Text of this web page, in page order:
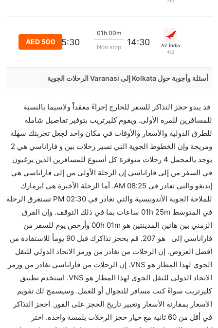
713
Air India
422
14:30
01h 00m
Non stop
15:30
AED 500
أسئلة وأجوبة حول Kolkata إلى Varanasi الرحلات الجوية
من إلىفاراناسي مما تستغرقه الخطوط الجوية الأخرى؟
نعم. توفر كل من IndiGo أسرع رحلات الطيران على هذا
الطريق،
هل توفر شركات الطيران مساحة إضافية للنوم؟
كثير من خطوط طيران درجة رجال الأعمال توفر مساحة
إضافية للنوم.
هل يمكنني حمل طعامي الخاص؟
نعم، يمكنك حمل طعامك الخاص، و لكن يجب أن يكون معبئا
بشكل جيد.
هل سيقدم لي الكحول على متن رحلة من إلى فاراناسي؟
لا تقدم شركة الطيران الكحول على متن رحلة داخلية. يتم
تقديم الكحول على متن الرحلات الدولية فقط.
ما متوسط أسعار رحلة الدرجة الاقتصادية من إلى
فاراناسي؟
تتراوح أسعار رحلة الدرجة الاقتصادية من AED 207 إلى
AED 18655. إنديغو and ايرمارك للملاحة الجوية
قد يبدو حجز التذاكر للسفر للخارج إجراءً معقداً ولاسيما بالنسبة
للمسافرين للمرة الأولى. ويقوم كليرتريب بتوفير تفاصيل شاملة
للطرق الدولية والأسعار والأوقات في مكان واحد لجعل تجربتك سهلة
ومريحة وإن الخطوط الجوية التي تسير رحلات بين و فاراناسي هي 2
يوجد بالمجمل 4 رحلات متوفرة كل أسبوع للمسافرين الذين يرغبون
في السفر من إلى فاراناسي إن الرحلة الأولى من إلى فاراناسي هي
إنديغو والتي تغادر في 08:25 AM. أما الرحلة الأخيرة هي ايرمارك
للملاحة الجوية الأندونيسية والتي تغادر في 02:30 PM تستغرق الرحلة
في المتوسط 01h 25m ساعات بما في ذلك التوقف. وإن الفرق
الزمني بين هاتين المدينتين هو 00h 01m وأرخص يوم للسفر من
فاراناسي إلى هو 207. قم بحجز تذاكرك قبل 90 يوماً للاستفادة من
أفضل العروض. إن الرحلات من تغادر من ورمز الاتحاد الدولي للنقل
الجوي لهذا المطار هو VNS. إن الرحلات من فاراناسي تغادر من ورمز
الاتحاد الدولي للنقل الجوي لهذا المطار هو VNS. استخدم تطبيق
كليرتريب سواءً كنت مسافر للتجوال أو للعمل. وسيسمح لك تقويم
الأسعار بمقارنة الأسعار وتغيير تاريخ الحجز على الفور. احجز التذاكر
في أقل من 60 ثانية مع خيار حجز الرحلات بلمسة واحدة. اختر